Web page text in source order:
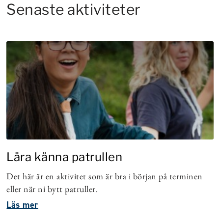
Senaste aktiviteter
Lära känna patrullen
Det här är en aktivitet som är bra i början på terminen
eller när ni bytt patruller.
Läs mer